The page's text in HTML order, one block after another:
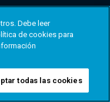
Debe leer
de cookies para
todas las cookies